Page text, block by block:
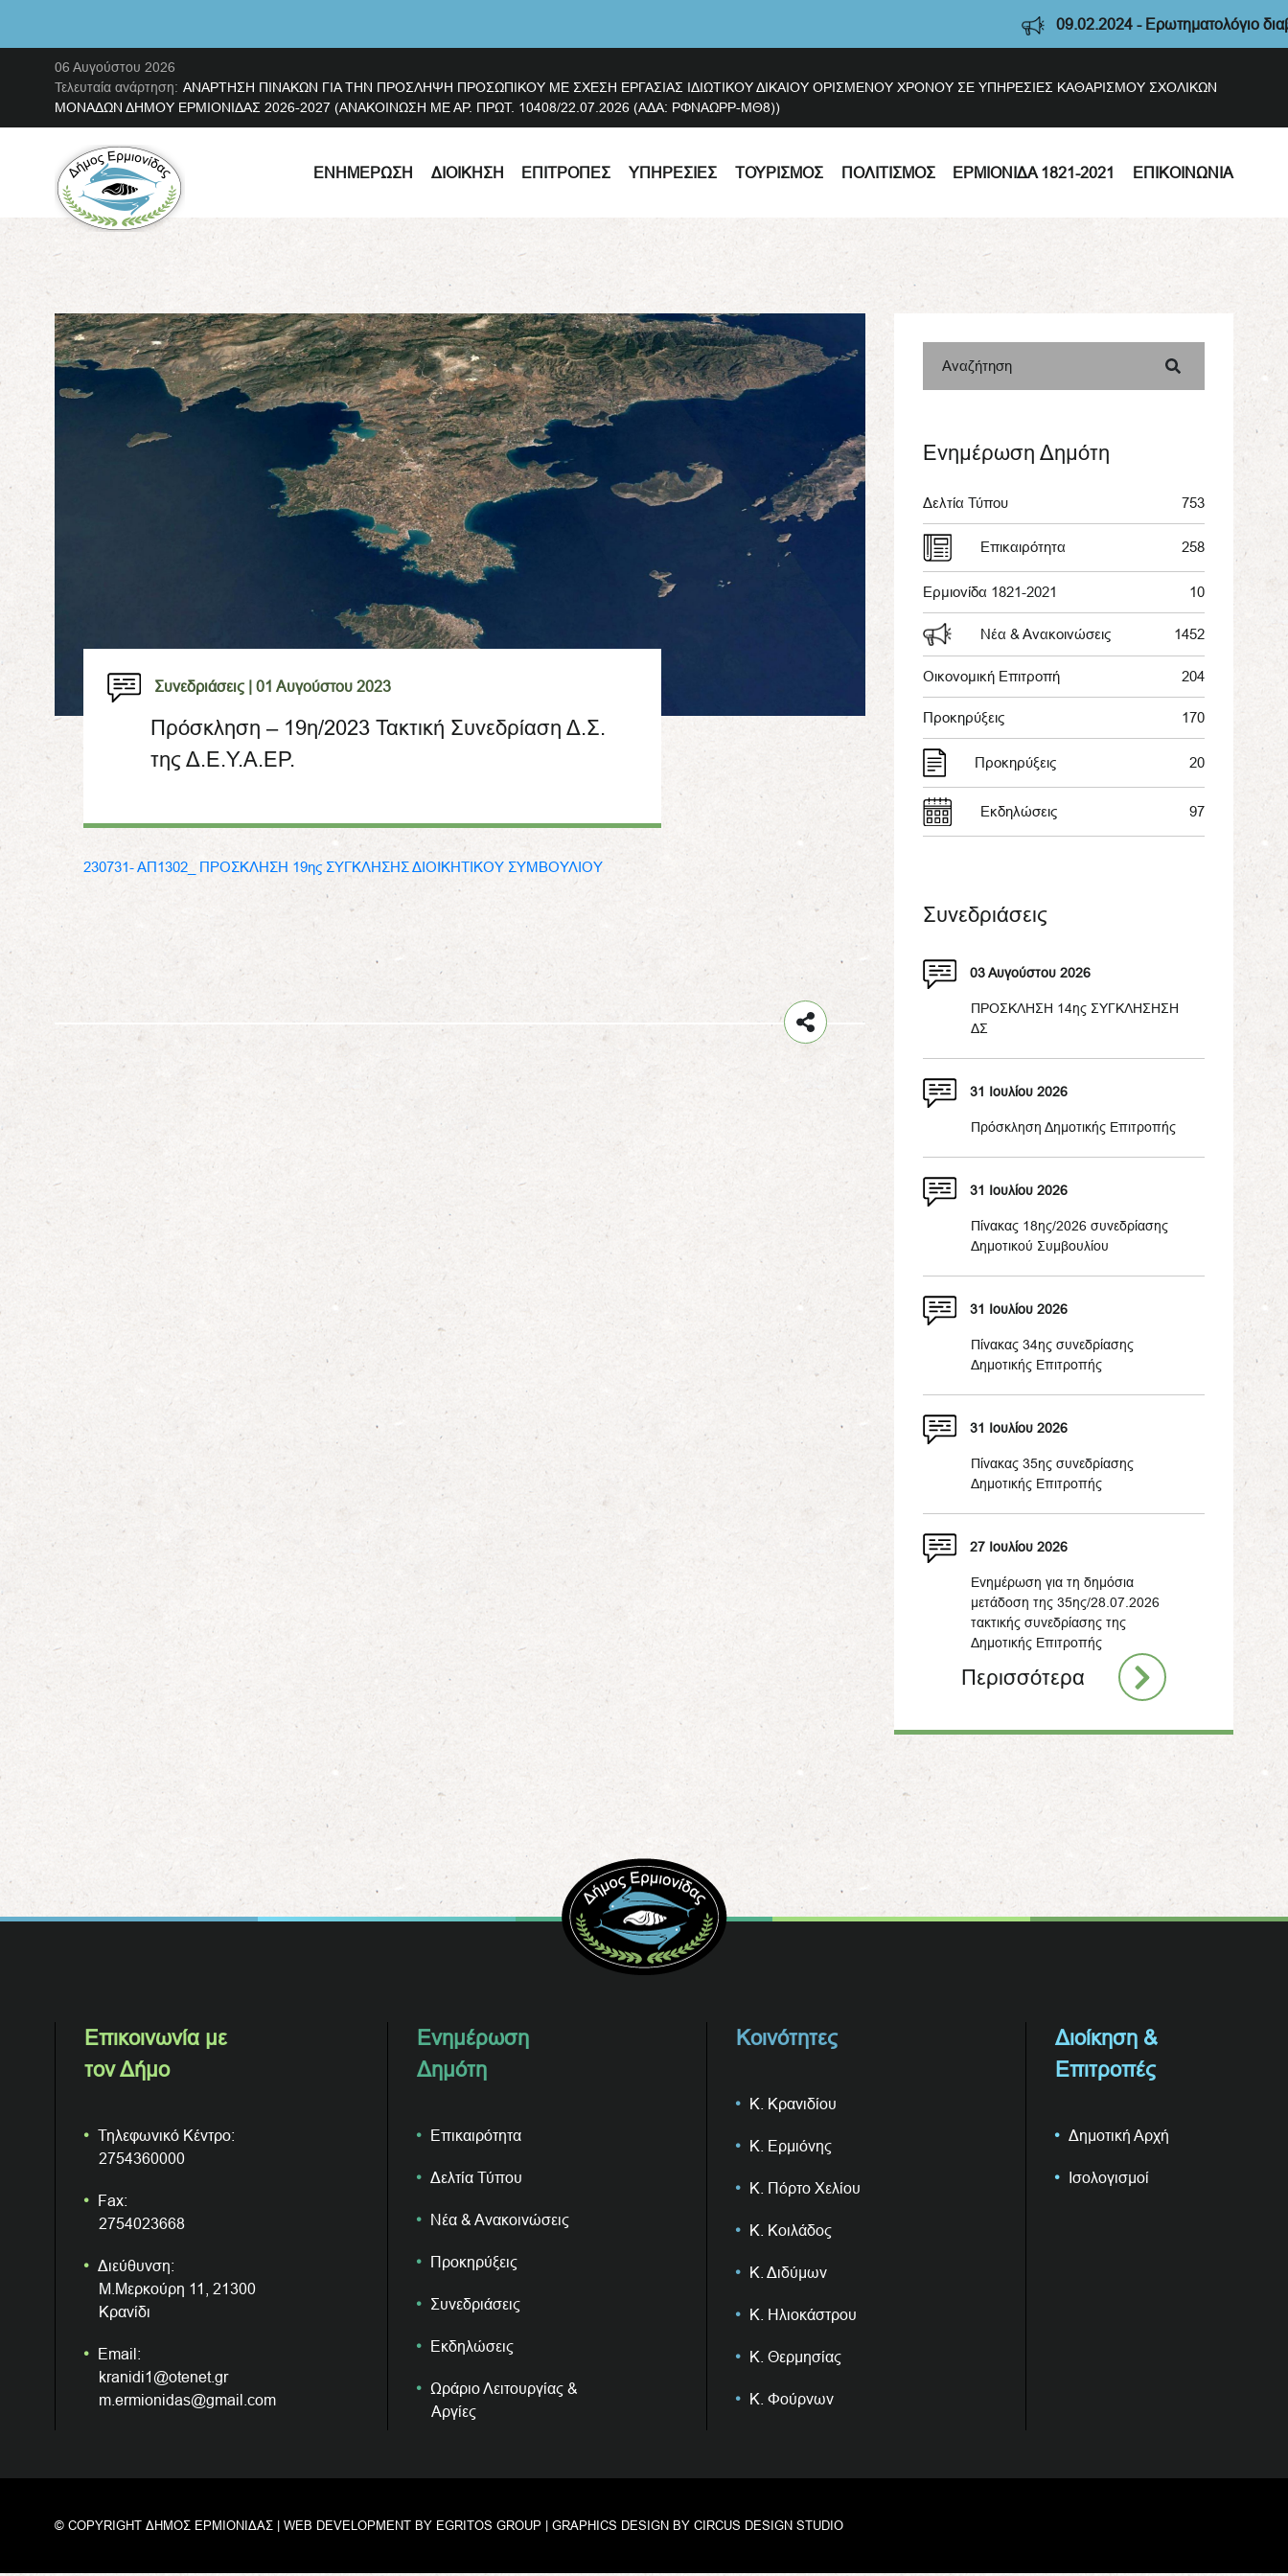
09.02.2024 - Ερωτηματολόγιο
06 Αυγούστου 2026
Τελευταία ανάρτηση: ΑΝΑΡΤΗΣΗ ΠΙΝΑΚΩΝ ΓΙΑ ΤΗΝ ΠΡΟΣΛΗΨΗ ΠΡΟΣΩΠΙΚΟΥ ΜΕ ΣΧΕΣΗ ΕΡΓΑΣΙΑΣ ΙΔΙΩΤΙΚΟΥ ΔΙΚΑΙΟΥ ΟΡΙΣΜΕΝΟΥ ΧΡΟΝΟΥ ΣΕ ΥΠΗΡΕΣΙΕΣ ΚΑΘΑΡΙΣΜΟΥ ΣΧΟΛΙΚΩΝ
ΜΟΝΑΔΩΝ ΔΗΜΟΥ ΕΡΜΙΟΝΙΔΑΣ 2026-2027 (ΑΝΑΚΟΙΝΩΣΗ ΜΕ ΑΡ. ΠΡΩΤ. 10408/22.07.2026 (ΑΔΑ: ΡΦΝΑΩΡΡ-ΜΘ8))
ΕΝΗΜΈΡΩΣΗ ΔΙΟΊΚΗΣΗ ΕΠΙΤΡΟΠΈΣ ΥΠΗΡΕΣΊΕΣ ΤΟΥΡΙΣΜΌΣ ΠΟΛΙΤΙΣΜΌΣ ΕΡΜΙΟΝΊΔΑ 1821-2021 ΕΠΙΚΟΙΝΩΝΊΑ
Συνεδριάσεις | 01 Αυγούστου 2023
Πρόσκληση – 19η/2023 Τακτική Συνεδρίαση Δ.Σ.
της Δ.Ε.Υ.Α.ΕΡ.
230731- ΑΠ1302_ ΠΡΟΣΚΛΗΣΗ 19ης ΣΥΓΚΛΗΣΗΣ ΔΙΟΙΚΗΤΙΚΟΥ ΣΥΜΒΟΥΛΙΟΥ
Αναζήτηση
Ενημέρωση Δημότη
Δελτία Τύπου 753
Επικαιρότητα 258
Ερμιονίδα 1821-2021 10
Νέα & Ανακοινώσεις 1452
Οικονομική Επιτροπή 204
Προκηρύξεις 170
Προκηρύξεις 20
Εκδηλώσεις 97
Συνεδριάσεις
03 Αυγούστου 2026
ΠΡΟΣΚΛΗΣΗ 14ης ΣΥΓΚΛΗΣΗΣΗ
ΔΣ
31 Ιουλίου 2026
Πρόσκληση Δημοτικής Επιτροπής
31 Ιουλίου 2026
Πίνακας 18ης/2026 συνεδρίασης
Δημοτικού Συμβουλίου
31 Ιουλίου 2026
Πίνακας 34ης συνεδρίασης
Δημοτικής Επιτροπής
31 Ιουλίου 2026
Πίνακας 35ης συνεδρίασης
Δημοτικής Επιτροπής
27 Ιουλίου 2026
Ενημέρωση για τη δημόσια
μετάδοση της 35ης/28.07.2026
τακτικής συνεδρίασης της
Δημοτικής Επιτροπής
Περισσότερα
Επικοινωνία με
τον Δήμο
Τηλεφωνικό Κέντρο:
2754360000
Fax:
2754023668
Διεύθυνση:
Μ.Μερκούρη 11, 21300
Κρανίδι
Email:
kranidi1@otenet.gr
m.ermionidas@gmail.com
Ενημέρωση
Δημότη
Επικαιρότητα
Δελτία Τύπου
Νέα & Ανακοινώσεις
Προκηρύξεις
Συνεδριάσεις
Εκδηλώσεις
Ωράριο Λειτουργίας &
Αργίες
Κοινότητες
Κ. Κρανιδίου
Κ. Ερμιόνης
Κ. Πόρτο Χελίου
Κ. Κοιλάδος
Κ. Διδύμων
Κ. Ηλιοκάστρου
Κ. Θερμησίας
Κ. Φούρνων
Διοίκηση &
Επιτροπές
Δημοτική Αρχή
Ισολογισμοί
© COPYRIGHT ΔΗΜΟΣ ΕΡΜΙΟΝΙΔΑΣ | WEB DEVELOPMENT BY EGRITOS GROUP | GRAPHICS DESIGN BY CIRCUS DESIGN STUDIO